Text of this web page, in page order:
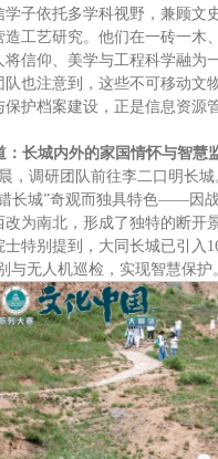
学子依托多学科视野，兼顾文
造工艺研究。他们在一砖一木
将信仰、美学与工程科学融为
队也注意到，这些不可移动文
保护档案建设，正是信息资源
：长城内外的家国情怀与智慧
，调研团队前往李二口明长城
长城”奇观而独具特色——因战
改为南北，形成了独特的断开
特别提到，大同长城已引入
与无人机巡检，实现智慧保护